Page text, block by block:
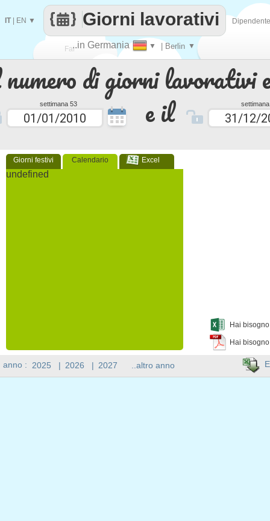
di giorni lavorativi
settimana 53 e il
Giorni festivi Calendario Excel
undefined
Hai
Hai
Fai
contare
..in Germania ▼ | Berlin ▼
Giorni lavorativi
IT| EN ▼
anno : 2025 | 2026 | 2027 ..altro anno